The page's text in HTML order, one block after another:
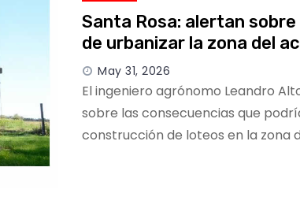
Santa Rosa: alertan
de urbanizar la zona del
May 31, 2026
El ingeniero agrónomo Leandro
sobre las consecuencias que
construcción de loteos en la zona